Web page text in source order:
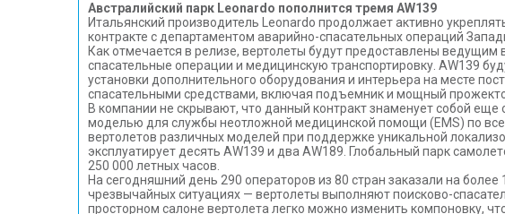
Австралийский парк Leonardo пополнится тремя AW139
Итальянский производитель Leonardo продолжает активно
контракте с департаментом аварийно-спасательных операций
Как отмечается в релизе, вертолеты будут предоставлены
спасательные операции и медицинскую транспортировку. AW139
установки дополнительного оборудования и интерьера на месте
спасательными средствами, включая подъемник и мощный
В компании не скрывают, что данный контракт знаменует собой
моделью для службы неотложной медицинской помощи (EMS) по
вертолетов различных моделей при поддержке уникальной
эксплуатирует десять AW139 и два AW189. Глобальный парк
250 000 летных часов.
На сегодняшний день 290 операторов из 80 стран заказали на
чрезвычайных ситуациях — вертолеты выполняют поисково-
просторном салоне вертолета легко можно изменить компоновку,